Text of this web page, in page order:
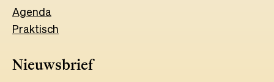
Agenda
Praktisch
Nieuwsbrief